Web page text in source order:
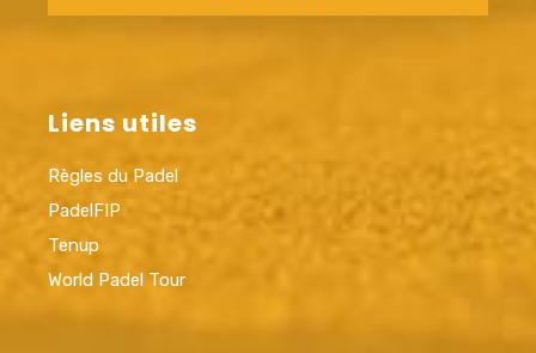
Liens utiles
Règles du Padel
PadelFIP
Tenup
World Padel Tour